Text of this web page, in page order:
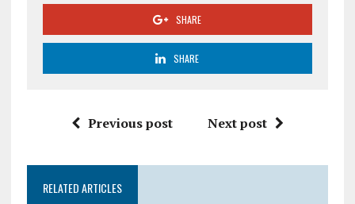
SHARE
SHARE
Previous post Next post
RELATED ARTICLES